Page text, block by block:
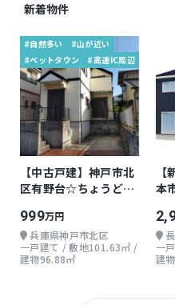
新着物件
#自然多い
#山が近い
#ベットタウン
#高速IC周辺
【中古戸建】神戸市北
区有野台☆ちょうどよ
999万円
兵庫県神戸市北区
一戸建て / 敷地101.63㎡ /
建物96.88㎡
本
一
建